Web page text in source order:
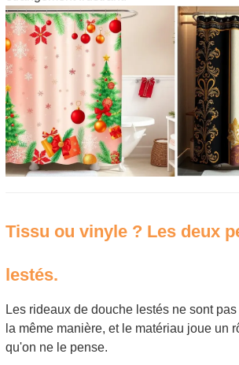
Tissu ou vinyle ? Les deux
lestés.
Les rideaux de douche lestés ne sont
la même manière, et le matériau joue un
qu'on ne le pense.